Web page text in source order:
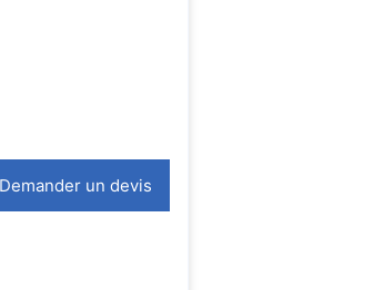
Demander un devis